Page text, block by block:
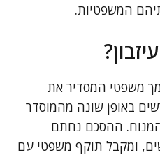
המשפטיות.
משפטי המסדיר את
באופן שונה מהמוסדר
המנוח. ההסכם נחתם
ומקבל תוקף משפטי עם